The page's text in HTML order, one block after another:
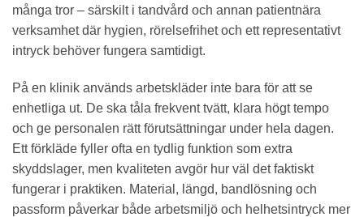
många tror – särskilt i tandvård och annan patientnära
verksamhet där hygien, rörelsefrihet och ett representativt
intryck behöver fungera samtidigt.
På en klinik används arbetskläder inte bara för att se
enhetliga ut. De ska tåla frekvent tvätt, klara högt tempo
och ge personalen rätt förutsättningar under hela dagen.
Ett förkläde fyller ofta en tydlig funktion som extra
skyddslager, men kvaliteten avgör hur väl det faktiskt
fungerar i praktiken. Material, längd, bandlösning och
passform påverkar både arbetsmiljö och helhetsintryck mer